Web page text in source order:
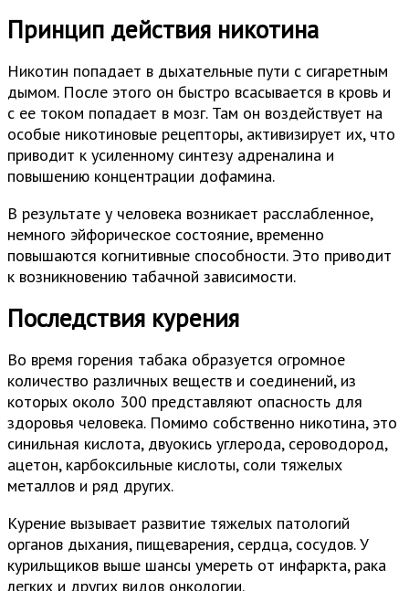
Принцип действия никотина
Никотин попадает в дыхательные пути с сигаретным
дымом. После этого он быстро всасывается в кровь и
с ее током попадает в мозг. Там он воздействует на
особые никотиновые рецепторы, активизирует их, что
приводит к усиленному синтезу адреналина и
повышению концентрации дофамина.
В результате у человека возникает расслабленное,
немного эйфорическое состояние, временно
повышаются когнитивные способности. Это приводит
к возникновению табачной зависимости.
Последствия курения
Во время горения табака образуется огромное
количество различных веществ и соединений, из
которых около 300 представляют опасность для
здоровья человека. Помимо собственно никотина, это
синильная кислота, двуокись углерода, сероводород,
ацетон, карбоксильные кислоты, соли тяжелых
металлов и ряд других.
Курение вызывает развитие тяжелых патологий
органов дыхания, пищеварения, сердца, сосудов. У
курильщиков выше шансы умереть от инфаркта, рака
легких и других видов онкологии.